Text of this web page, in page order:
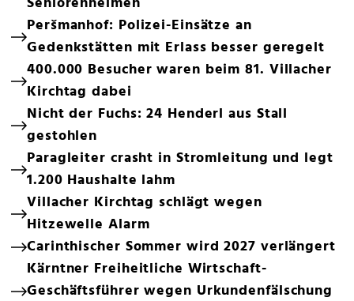
Peršmanhof: Polizei-Einsätze an
Gedenkstätten mit Erlass besser geregelt
400.000 Besucher waren beim 81. Villacher
Kirchtag dabei
Nicht der Fuchs: 24 Henderl aus Stall
gestohlen
Paragleiter crasht in Stromleitung und legt
1.200 Haushalte lahm
Villacher Kirchtag schlägt wegen
Hitzewelle Alarm
Carinthischer Sommer wird 2027 verlängert
Kärntner Freiheitliche Wirtschaft-
Geschäftsführer wegen Urkundenfälschung